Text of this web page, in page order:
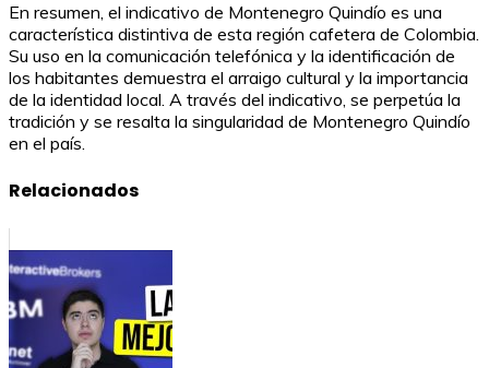
En resumen, el indicativo de Montenegro Quindío es una
característica distintiva de esta región cafetera de Colombia.
Su uso en la comunicación telefónica y la identificación de
los habitantes demuestra el arraigo cultural y la importancia
de la identidad local. A través del indicativo, se perpetúa la
tradición y se resalta la singularidad de Montenegro Quindío
en el país.
Relacionados